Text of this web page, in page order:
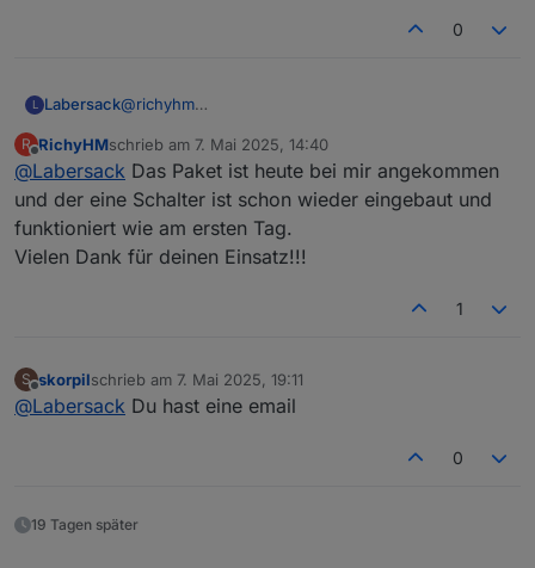
0
L Labersack@richyhm
beide bestanden.
Werde sie morgen auf die Reise schicken.
R
Offline
RichyHMschrieb am 7. Mai 2025, 14:40
zuletzt editiert von
@Labersack Das Paket ist heute bei mir angekommen
und der eine Schalter ist schon wieder eingebaut und
funktioniert wie am ersten Tag.
Vielen Dank für deinen Einsatz!!!
1
S
Offline
skorpilschrieb am 7. Mai 2025, 19:11
zuletzt editiert von
@Labersack Du hast eine email
0
19 Tagen später